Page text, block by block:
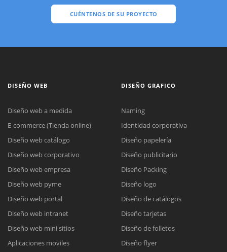
CUÉNTENOS DE SU PROYECTO
DISEÑO WEB
Diseño web a medida
E-commerce (Tienda online)
Diseño web catálogo
Diseño web corporativo
Diseño web empresa
Diseño web pyme
Diseño web portal
Diseño web intranet
Diseño web mini sitios
Aplicaciones moviles
DISEÑO GRAFICO
Naming
Identidad corporativa
Diseño papelería
Diseño publicitario
Diseño Packing
Diseño logo
Diseño de catálogos
Diseño tarjetas
Diseño de folletos
Diseño flyer